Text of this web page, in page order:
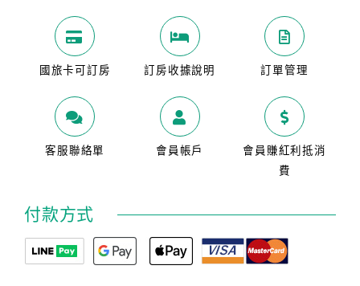
國旅卡可訂房 訂房收據說明 訂單管理
客服聯絡單 會員帳戶
會員賺紅利抵消
費
付款方式